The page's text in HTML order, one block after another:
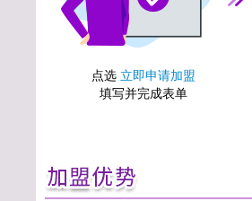
点选 立即申请加盟
填写并完成表单